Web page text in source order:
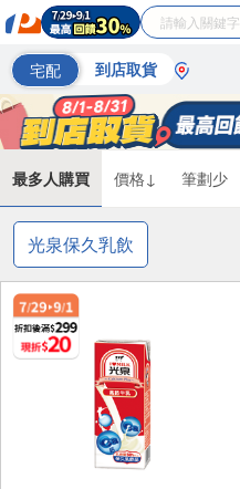
宅配 到店取貨
最多人購買 價格↓ 筆劃少
光泉保久乳飲